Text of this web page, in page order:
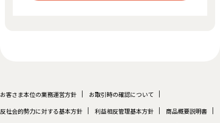
お客さま本位の業務運営方針
お取引時の確認について
反社会的勢力に対する基本方針
利益相反管理基本方針
商品概要説明書